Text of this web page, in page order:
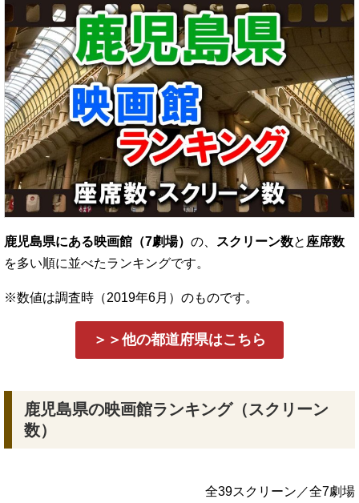
鹿児島県にある映画館（7劇場） の、 スクリーン数と 座席数
を多い順に並べたランキングです。
※数値は調査時（2019年6月）のものです。
＞＞他の都道府県はこちら
鹿児島県の映画館ランキング（スクリーン
数）
全39スクリーン／全7劇場